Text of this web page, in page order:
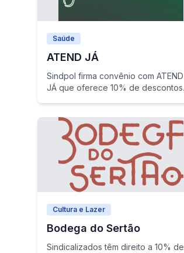
Saúde
ATEND JÁ
Sindpol firma convênio com ATEND
JÁ que oferece 10% de descontos
Cultura e Lazer
Bodega do Sertão
Sindicalizados têm direito a 10% de